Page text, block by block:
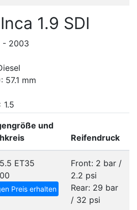
1.9 SDI
- 2003
57.1 mm
1.5
und
Reifendruck
ET35
Preis erhalten
Front: 2 bar /
2.2 psi
Rear: 29 bar
/ 32 psi